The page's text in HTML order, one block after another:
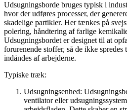
Udsugningsborde bruges typisk i
hvor der udføres processer, der
skadelige partikler. Her tænkes på
polering, håndtering af farlige
Udsugningsbordet er designet til at
forurenende stoffer, så de ikke
indåndes af arbejderne.
Typiske træk:
Udsugningsenhed:
ventilator eller